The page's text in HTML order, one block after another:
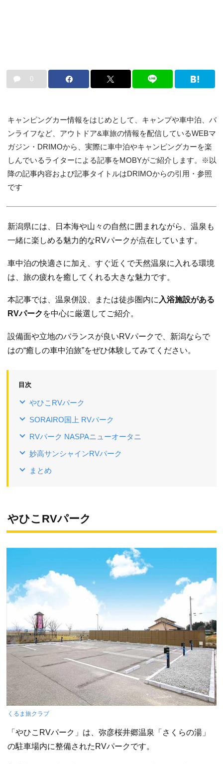
0
キャンピングカー情報をはじめとして、キャンプや車中泊、バ
ンライフなど、アウトドア&車旅の情報を配信しているWEBマ
ガジン・DRIMOから、実際に車中泊やキャンピングカーを楽
しんでいるライターによる記事をMOBYがご紹介します。※以
降の記事内容および記事タイトルはDRIMOからの引用・参照
です
新潟県には、日本海や山々の自然に囲まれながら、温泉も
一緒に楽しめる魅力的なRVパークが点在しています。
車中泊の快適さに加え、すぐ近くで天然温泉に入れる環境
は、旅の疲れを癒してくれる大きな魅力です。
本記事では、温泉併設、または徒歩圏内に 入浴施設がある
RVパーク を中心に厳選してご紹介。
設備面や立地のバランスが良いRVパークで、新潟ならで
はの“癒しの車中泊旅”をぜひ体験してみてください。
目次
やひこRVパーク
SORAIRO国上 RVパーク
RVパーク NASPAニューオータニ
妙高サンシャインRVパーク
まとめ
やひこRVパーク
くるま旅クラブ
「やひこRVパーク」は、弥彦桜井郷温泉「さくらの湯」
の駐車場内に整備されたRVパークです。